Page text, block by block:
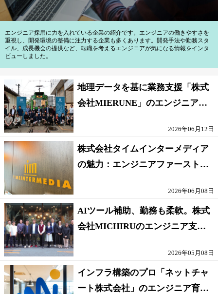
エンジニア採用に力を入れている企業の紹介です。エンジニアの働きやすさを
重視し、開発環境の整備に注力する企業も多くあります。開発手法や勤務スタ
イル、成長機会の提供など、転職を考えるエンジニアが気になる情報をインタ
ビューしました。
地理データを基に業務支援「株式
会社MIERUNE」のエンジニア職
2026年06月12日
株式会社タイムインターメディア
の魅力：エンジニアファーストな
2026年06月08日
AIツール補助、勤務も柔軟。株式
会社MICHIRUのエンジニア支援
2026年05月08日
インフラ構築のプロ「ネットチャ
ート株式会社」のエンジニア育成